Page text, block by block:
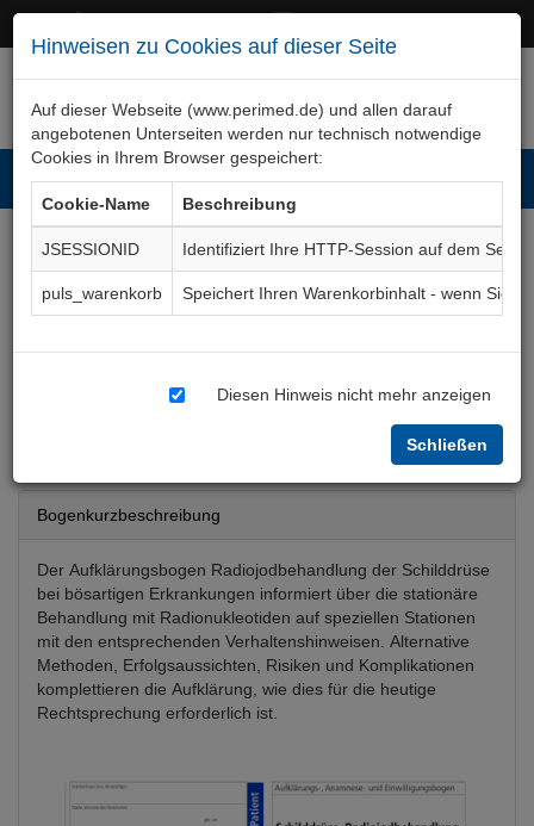
Hinweisen zu Cookies auf dieser Seite
Auf dieser Webseite (www.perimed.de) und allen darauf
angebotenen Unterseiten werden nur technisch notwendige
Cookies in Ihrem Browser gespeichert:
Cookie-Name
Beschreibung
JSESSIONID
Identifiziert Ihre HTTP-Session auf dem Server
puls_warenkorb
Speichert Ihren Warenkorbinhalt - wenn Sie
Diesen Hinweis nicht mehr anzeigen
Schließen
Schilddrüse,
Radiojodbehandlung bei
bösartigen Erkrankungen
RaNm004De
Bogenkurzbeschreibung
Der Aufklärungsbogen Radiojodbehandlung der Schilddrüse
bei bösartigen Erkrankungen informiert über die stationäre
Behandlung mit Radionukleotiden auf speziellen Stationen
mit den entsprechenden Verhaltenshinweisen. Alternative
Methoden, Erfolgsaussichten, Risiken und Komplikationen
komplettieren die Aufklärung, wie dies für die heutige
Rechtsprechung erforderlich ist.